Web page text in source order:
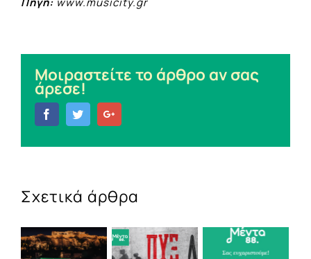
Μοιραστείτε το άρθρο αν σας
άρεσε!
FacebookTwitter
Σχετικά άρθρα